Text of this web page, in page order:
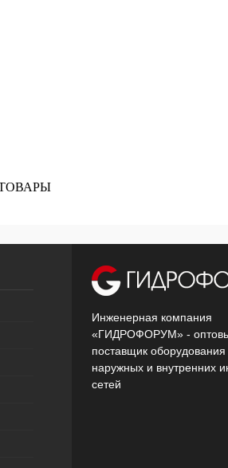
Инженерная компания
«ГИДРОФОРУМ» -
поставщик оборудования
наружных и внутренних
сетей